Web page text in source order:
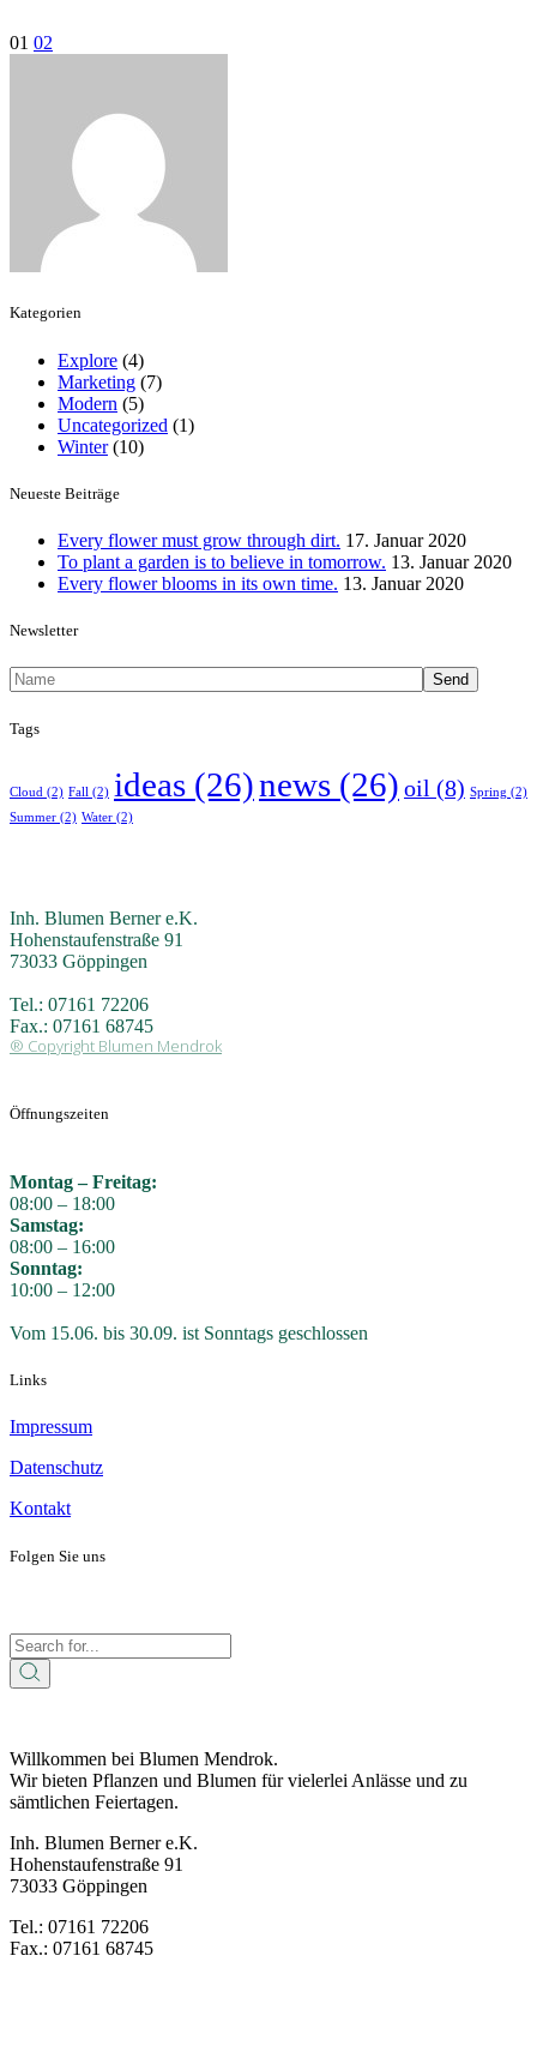
01 02
Kategorien
Explore (4)
Marketing (7)
Modern (5)
Uncategorized (1)
Winter(10)
Neueste Beiträge
Every flower must grow through dirt. 17. Januar 2020
To plant a garden is to believe in tomorrow. 13. Januar 2020
Every flower blooms in its own time. 13. Januar 2020
Newsletter
Send
Tags
Cloud (2) Fall (2) ideas (26)news (26) oil (8) Spring (2)
Summer (2) Water (2)
Inh. Blumen Berner e.K.
Hohenstaufenstraße 91
73033 Göppingen
Tel.: 07161 72206
Fax.: 07161 68745
® Copyright Blumen Mendrok
Öffnungszeiten
Montag – Freitag:
08:00 – 18:00
Samstag:
08:00 – 16:00
Sonntag:
10:00 – 12:00
Vom 15.06. bis 30.09. ist Sonntags geschlossen
Links
Impressum
Datenschutz
Kontakt
Folgen Sie uns
Willkommen bei Blumen Mendrok.
Wir bieten Pflanzen und Blumen für vielerlei Anlässe und zu
sämtlichen Feiertagen.
Inh. Blumen Berner e.K.
Hohenstaufenstraße 91
73033 Göppingen
Tel.: 07161 72206
Fax.: 07161 68745